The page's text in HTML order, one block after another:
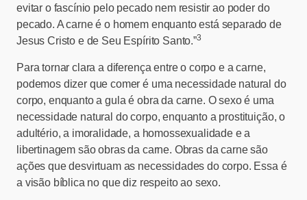
evitar o fascínio pelo pecado nem resistir ao poder do
pecado. A carne é o homem enquanto está separado de
Jesus Cristo e de Seu Espírito Santo.”3
Para tornar clara a diferença entre o corpo e a carne,
podemos dizer que comer é uma necessidade natural do
corpo, enquanto a gula é obra da carne. O sexo é uma
necessidade natural do corpo, enquanto a prostituição, o
adultério, a imoralidade, a homossexualidade e a
libertinagem são obras da carne. Obras da carne são
ações que desvirtuam as necessidades do corpo. Essa é
a visão bíblica no que diz respeito ao sexo.